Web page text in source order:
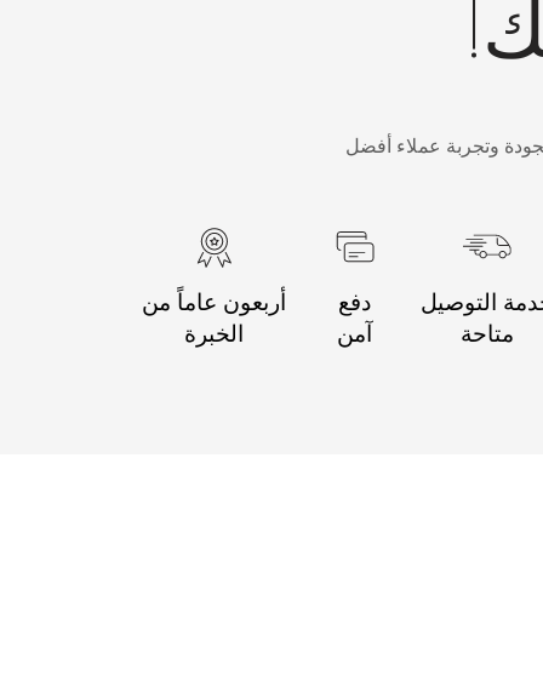
وتجربة عملاء أفضل
التوصيل
متاحة
دفع
آمن
أربعون عاماً من
الخبرة